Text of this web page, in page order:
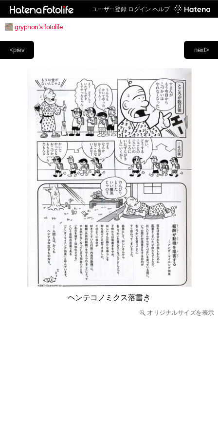
ユーザー登録 ログイン ヘルプ
gryphon's fotolife
next>
<prev
ヘンテコノミクス落書き
オリジナルサイズを表示